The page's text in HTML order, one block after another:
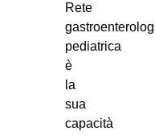
Rete
pediatrica
è
la
sua
capacità